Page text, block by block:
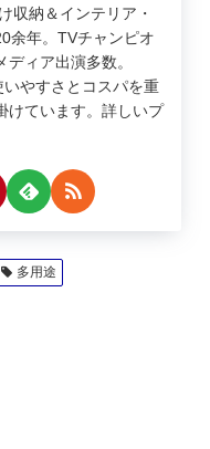
収納＆インテリア・
余年。TVチャンピオ
ィア出演多数。
やすさとコスパを重
けています。詳しいプ
多用途